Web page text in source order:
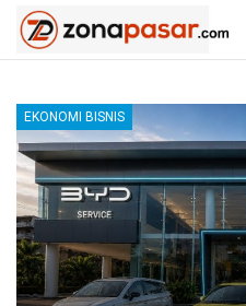
EKONOMI BISNIS